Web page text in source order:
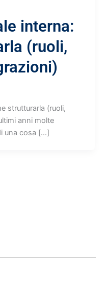
interna:
(ruoli,
strutturarla (ruoli,
anni molte
una cosa […]